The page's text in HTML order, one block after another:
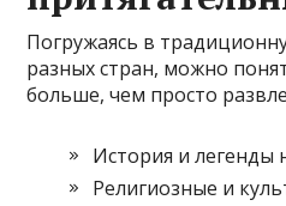
Погружаясь в
разных стран, можно
больше, чем просто
История и легенды
Религиозные и